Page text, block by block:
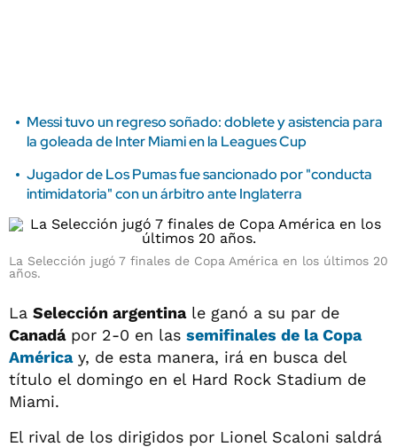
Messi tuvo un regreso soñado: doblete y asistencia para
la goleada de Inter Miami en la Leagues Cup
Jugador de Los Pumas fue sancionado por "conducta
intimidatoria" con un árbitro ante Inglaterra
La Selección jugó 7 finales de Copa América en los últimos 20
años.
La Selección argentinale ganó a su par de
Canadápor 2-0 en las semifinales de laCopa
Américay, de esta manera, irá en busca del
título el domingo en el Hard Rock Stadium de
Miami.
El rival de los dirigidos por Lionel Scaloni saldrá